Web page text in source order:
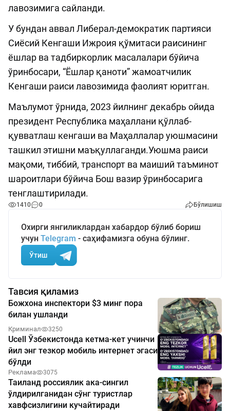
лавозимига сайланди.
У бундан аввал Либерал-демократик партияси
Сиёсий Кенгаши Ижроия қўмитаси раисининг
ёшлар ва тадбиркорлик масалалари бўйича
ўринбосари, “Ёшлар қаноти” жамоатчилик
Кенгаши раиси лавозимида фаолият юритган.
Маълумот ўрнида, 2023 йилнинг декабрь ойида
президент Республика маҳаллани қўллаб-
қувватлаш кенгаши ва Маҳаллалар уюшмасини
ташкил этишни маъқуллаганди.Уюшма раиси
мақоми, тиббий, транспорт ва маиший таъминот
шароитлари бўйича Бош вазир ўринбосарига
тенглаштирилади.
1410 0 Бўлишиш
Охирги янгиликлардан хабардор бўлиб бориш
учун Telegram - саҳифамизга обуна бўлинг.
Ўтиш
Тавсия қиламиз
Божхона инспектори $3 минг пора
билан ушланди
Криминал 3250
Ucell Ўзбекистонда кетма-кет учинчи
йил энг тезкор мобиль интернет эгаси
бўлди
Реклама 3075
Таиланд россиялик ака-сингил
ўлдирилганидан сўнг туристлар
хавфсизлигини кучайтиради